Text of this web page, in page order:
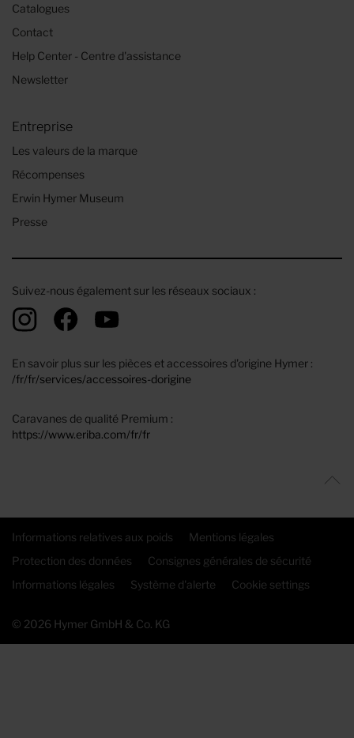
Catalogues
Contact
Help Center - Centre d'assistance
Newsletter
Entreprise
Les valeurs de la marque
Récompenses
Erwin Hymer Museum
Presse
Suivez-nous également sur les réseaux sociaux :
En savoir plus sur les pièces et accessoires d'origine Hymer :
/fr/fr/services/accessoires-dorigine
Caravanes de qualité Premium :
https://www.eriba.com/fr/fr
Informations relatives aux poids
Mentions légales
Protection des données
Consignes générales de sécurité
Informations légales
Système d'alerte Cookie settings
© 2026 Hymer GmbH & Co. KG